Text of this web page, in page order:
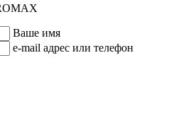
Ваше имя
e-mail адрес или телефон